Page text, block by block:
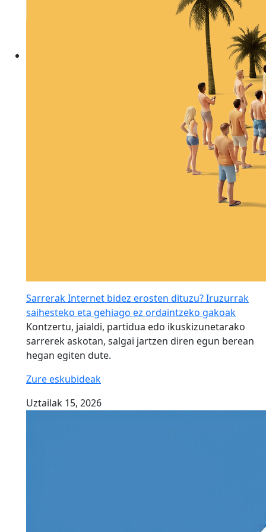
Sarrerak Internet bidez erosten dituzu? Iruzurrak
saihesteko eta gehiago ez ordaintzeko gakoak
Kontzertu, jaialdi, partidua edo ikuskizunetarako
sarrerek askotan, salgai jartzen diren egun berean
hegan egiten dute.
Zure eskubideak
Uztailak 15, 2026